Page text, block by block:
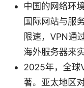
中国的网络环
国际网站与服
限速，VPN通
海外服务器来
2025年，全球
著。亚太地区